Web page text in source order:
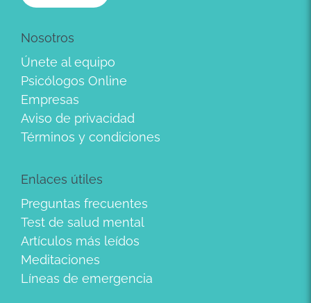
Nosotros
Únete al equipo
Psicólogos Online
Empresas
Aviso de privacidad
Términos y condiciones
Enlaces útiles
Preguntas frecuentes
Test de salud mental
Artículos más leídos
Meditaciones
Líneas de emergencia